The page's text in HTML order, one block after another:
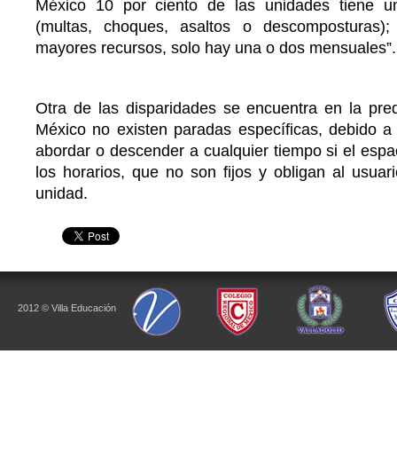
México 10 por ciento de las unidades tiene
(multas, choques, asaltos o
mayores recursos, solo hay una o dos mensuales”.
Otra de las disparidades se encuentra en la
México no existen paradas específicas, debido
abordar o descender a cualquier tiempo si el
los horarios, que no son fijos y obligan al
unidad.
2012 © Villa Educación